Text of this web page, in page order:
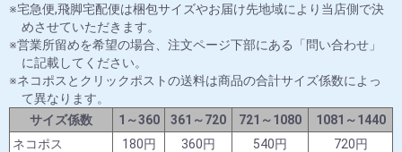
宅急便,飛脚宅配便は梱包サイズやお届け先地域により当店側で決
めさせていただきます。
営業所留めを希望の場合、注文ページ下部にある「問い合わせ」
に記載してください。
ネコポスとクリックポストの送料は商品の合計サイズ係数によっ
て異なります。
サイズ係数
1～360 361～720 721～1080
1081～1440
ネコポス
180円 360円 540円
720円